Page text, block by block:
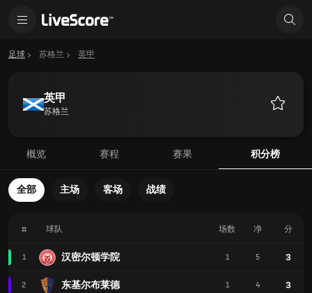
足球 苏格兰 英甲
英甲
苏格兰
概览 赛程 赛果 积分榜
全部 主场 客场 战绩
# 球队
1 汉密尔顿学院
2 东基尔布莱德
场数 净 分
1 5 3
1 4 3